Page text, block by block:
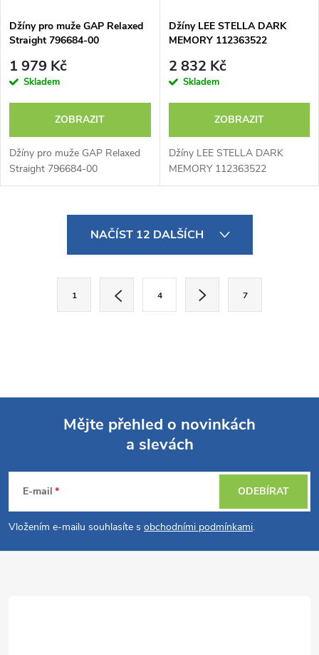
Džíny pro muže GAP Relaxed
Straight 796684-00
1 979 Kč
Skladem
ZOBRAZIT
Džíny pro muže GAP Relaxed
Straight 796684-00
Džíny LEE STELLA DARK
MEMORY 112363522
2 832 Kč
Skladem
ZOBRAZIT
Džíny LEE STELLA DARK
MEMORY 112363522
c
v
NAČÍST 12 DALŠÍCH
n
1 4 7
p
Mějte přehled o novinkách
a slevách
E-mail
Vložením e-mailu souhlasíte s obchodními podmínkami.
ODEBÍRAT